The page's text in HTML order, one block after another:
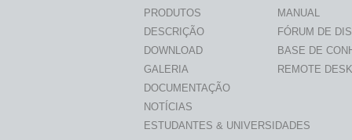
PRODUTOS
DESCRIÇÃO
DOWNLOAD
GALERIA
DOCUMENTAÇÃO
NOTÍCIAS
ESTUDANTES & UNIVERSIDADES
MANUAL
FÓRUM DE
BASE DE
REMOTE